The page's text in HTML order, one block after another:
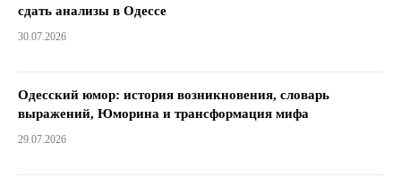
сдать анализы в Одессе
30.07.2026
Одесский юмор: история возникновения, словарь
выражений, Юморина и трансформация мифа
29.07.2026